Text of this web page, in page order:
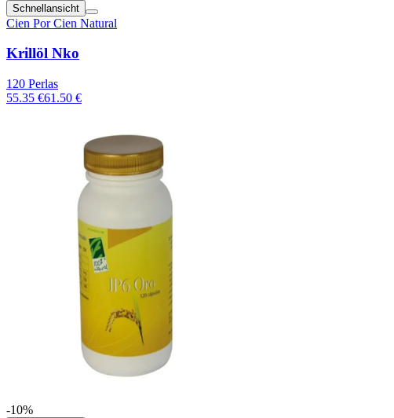
Schnellansicht
Cien Por Cien Natural
Krillöl Nko
120 Perlas
55.35 €61.50 €
-10%